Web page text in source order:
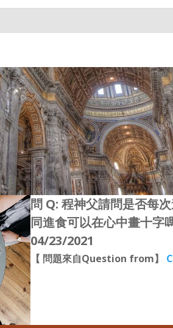
問 Q: 程神父請問是否每
同進食可以在心中畫十字
04/23/2021
【 問題來自Question from】